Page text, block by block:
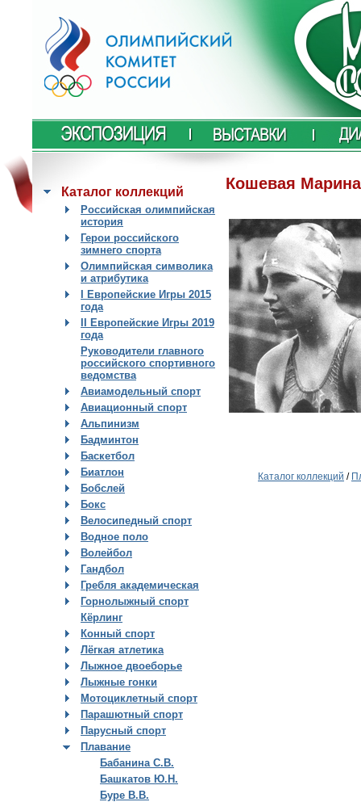
Каталог коллекций
Российская олимпийская
история
Герои российского
зимнего спорта
Олимпийская символика
и атрибутика
I Европейские Игры 2015
года
II Европейские Игры 2019
года
Руководители главного
российского спортивного
ведомства
Авиамодельный спорт
Авиационный спорт
Альпинизм
Бадминтон
Баскетбол
Биатлон
Бобслей
Бокс
Велосипедный спорт
Водное поло
Волейбол
Гандбол
Гребля академическая
Горнолыжный спорт
Кёрлинг
Конный спорт
Лёгкая атлетика
Лыжное двоеборье
Лыжные гонки
Мотоциклетный спорт
Парашютный спорт
Парусный спорт
Плавание
Бабанина С.В.
Башкатов Ю.Н.
Буре В.В.
Кошевая
Каталог коллекций /